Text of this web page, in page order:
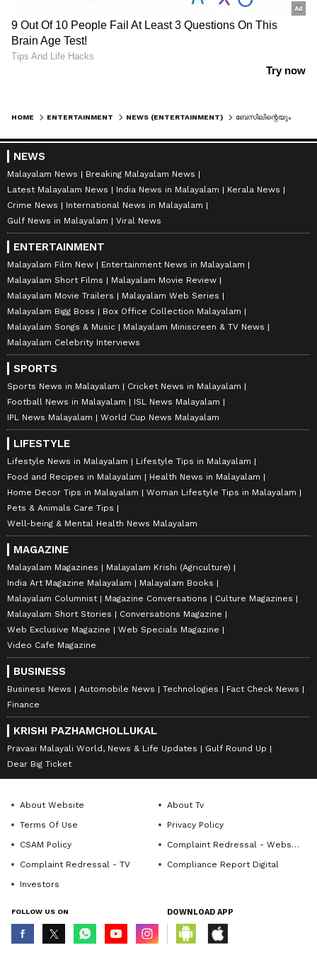
HOME ENTERTAINMENT NEWS (ENTERTAINMENT) ബേസിലിന്റെയും ടൊവിനോ തോമസിന്റെയും അതിരടിക്ക് ഒരു ദിവസം മുന്നേ പെയ്‍ഡ് പ്രീമിയര്‍
NEWS
Malayalam News
Breaking Malayalam News
Latest Malayalam News
India News in Malayalam
Kerala News
Crime News
International News in Malayalam
Gulf News in Malayalam
Viral News
ENTERTAINMENT
Malayalam Film New
Entertainment News in Malayalam
Malayalam Short Films
Malayalam Movie Review
Malayalam Movie Trailers
Malayalam Web Series
Malayalam Bigg Boss
Box Office Collection Malayalam
Malayalam Songs & Music
Malayalam Miniscreen & TV News
Malayalam Celebrity Interviews
SPORTS
Sports News in Malayalam
Cricket News in Malayalam
Football News in Malayalam
ISL News Malayalam
IPL News Malayalam
World Cup News Malayalam
LIFESTYLE
Lifestyle News in Malayalam
Lifestyle Tips in Malayalam
Food and Recipes in Malayalam
Health News in Malayalam
Home Decor Tips in Malayalam
Woman Lifestyle Tips in Malayalam
Pets & Animals Care Tips
Well-being & Mental Health News Malayalam
MAGAZINE
Malayalam Magazines
Malayalam Krishi (Agriculture)
India Art Magazine Malayalam
Malayalam Books
Malayalam Columnist
Magazine Conversations
Culture Magazines
Malayalam Short Stories
Conversations Magazine
Web Exclusive Magazine
Web Specials Magazine
Video Cafe Magazine
BUSINESS
Business News Automobile News Technologies
Fact Check News
Finance
KRISHI PAZHAMCHOLLUKAL
Pravasi Malayali World, News & Life Updates
Gulf Round Up
Dear Big Ticket
About Website
About Tv
Terms Of Use
Privacy Policy
CSAM Policy
Complaint Redressal - Website
Complaint Redressal - TV
Compliance Report Digital
Investors
FOLLOW US ON DOWNLOAD APP